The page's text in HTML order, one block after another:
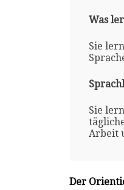
Was
Sie
Sie
Arbeit
Der